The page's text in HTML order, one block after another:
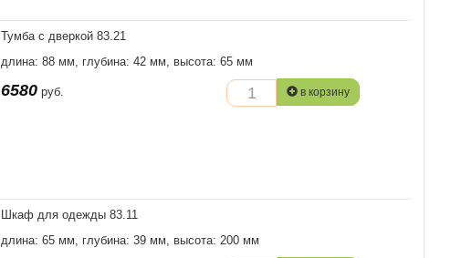
Тумба с дверкой 83.21
длина: 88 мм, глубина: 42 мм, высота: 65 мм
6580 руб. в корзину
Шкаф для одежды 83.11
длина: 65 мм, глубина: 39 мм, высота: 200 мм